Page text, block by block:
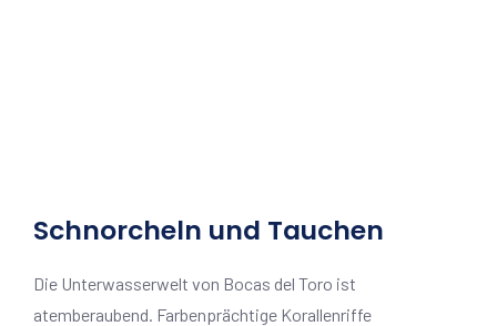
Schnorcheln und Tauchen
Die Unterwasserwelt von Bocas del Toro ist
atemberaubend. Farbenprächtige Korallenriffe